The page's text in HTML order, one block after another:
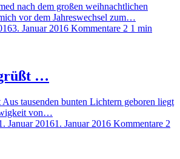
nach dem großen weihnachtlichen
vor dem Jahreswechsel zum…
3. Januar 2016 Kommentare 2 1 min
…
tausenden bunten Lichtern geboren liegt
von…
Januar 20161. Januar 2016 Kommentare 2